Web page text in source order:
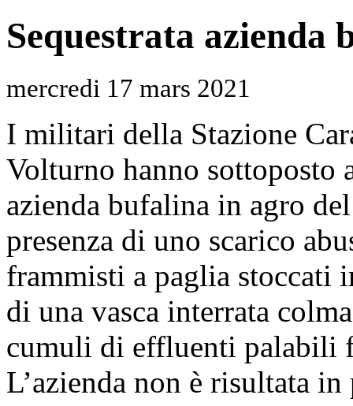
Sequestrata azienda
mercredi 17 mars 2021
I militari della Stazione
Volturno hanno sottoposto
azienda bufalina in agro
presenza di uno scarico
frammisti a paglia stoccati
di una vasca interrata
cumuli di effluenti palabili
L’azienda non è risultata in